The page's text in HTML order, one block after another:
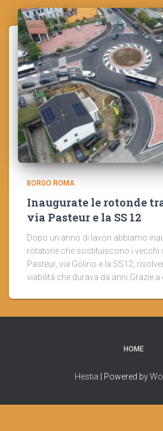
BORGO ROMA
Inaugurate le rotonde
via Pasteur e la SS 12
Dopo un anno di lavori abbiamo
rotatorie che sostituiscono i vecchi
Pasteur, via Golino e la SS12,
viabilità che durava da anni.Grazie a
HOME
Hestia | Powered by